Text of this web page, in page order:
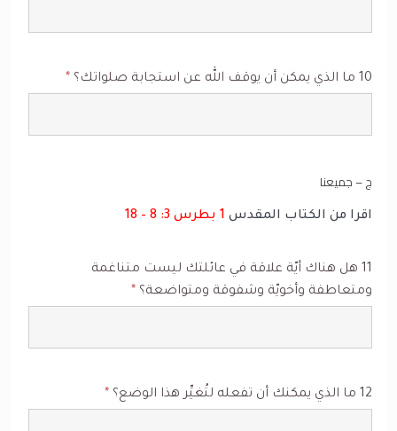
10 ما الذي يمكن أن يوقف الله عن استجابة صلواتك؟ *
ج – جميعنا
اقرا من الكتاب المقدس
11 هل هناك أيّة علاقة في عائلتك ليست متناغمة
ومتعاطفة وأخويّة وشفوقة ومتواضعة؟ *
12 ما الذي يمكنك أن تفعله لتُغيِّر هذا الوضع؟ *